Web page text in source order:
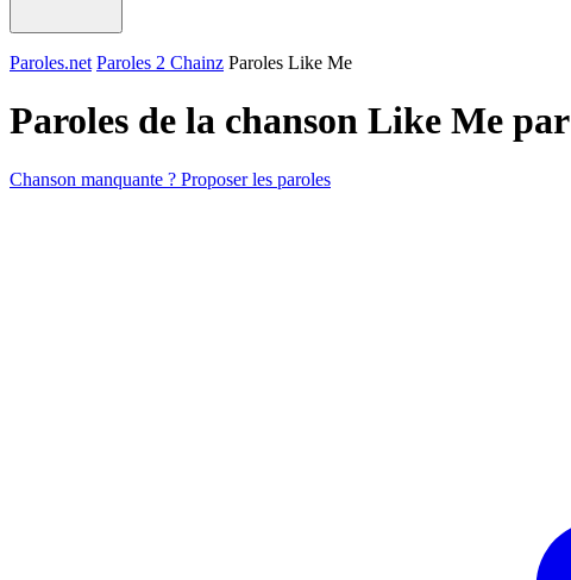
Paroles.net Paroles 2 Chainz Paroles Like Me
Paroles de la chanson Like Me par
Chanson manquante ? Proposer les paroles